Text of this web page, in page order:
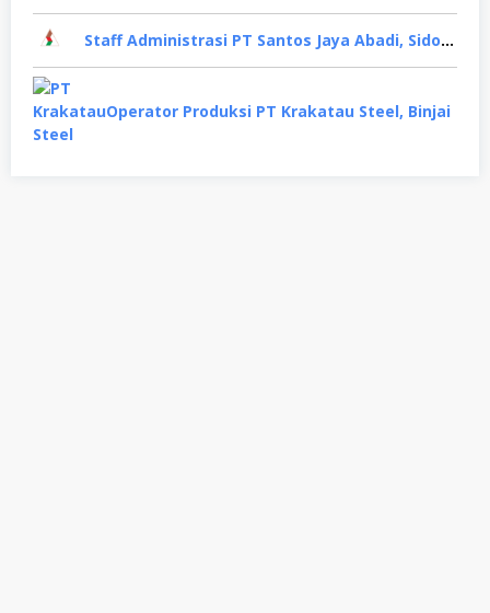
Staff Administrasi PT Santos Jaya Abadi, Sidoarjo
Operator Produksi PT Krakatau Steel, Binjai